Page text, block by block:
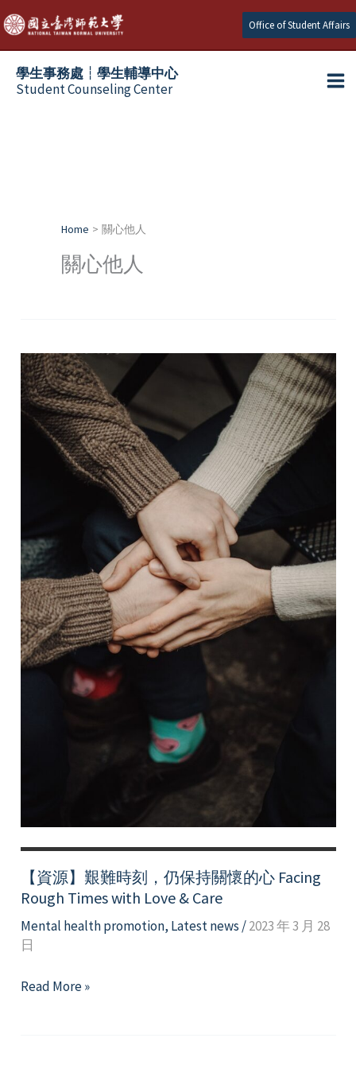
Skip
to
content
Office of Student Affairs
學生事務處┆學生輔導中心
Student Counseling Center
Home 關心他人
關心他人
【資源】艱難時刻，仍保持關懷的心 Facing
Rough Times with Love & Care
Mental health promotion, Latest news /2023 年 3 月 28
日
【資
Read More »